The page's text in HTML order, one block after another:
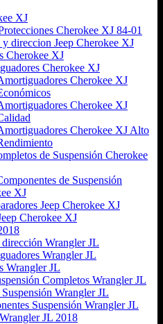
XJ
Cherokee XJ 84-01
y direccion Jeep Cherokee XJ
Cherokee XJ
Cherokee XJ
Cherokee XJ
Cherokee XJ
Cherokee XJ Alto
de Suspensión Cherokee
de Suspensión
XJ
Jeep Cherokee XJ
Cherokee XJ
dirección Wrangler JL
Wrangler JL
Wrangler JL
Completos Wrangler JL
Wrangler JL
Suspensión Wrangler JL
JL 2018